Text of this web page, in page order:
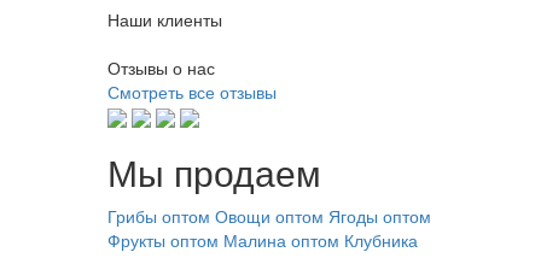
Наши клиенты
Отзывы о нас
Смотреть все отзывы
Мы продаем
Грибы оптом Овощи оптом Ягоды оптом
Фрукты оптом Малина оптом Клубника